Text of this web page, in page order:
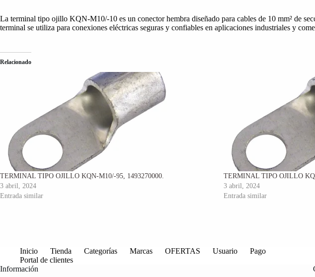
La terminal tipo ojillo KQN-M10/-10 es un conector hembra diseñado para cables de 10 mm² de
terminal se utiliza para conexiones eléctricas seguras y confiables en aplicaciones industriales y
Relacionado
TERMINAL TIPO OJILLO KQN-M10/-95, 1493270000.
3 abril, 2024
Entrada similar
TERMINAL TIPO OJILLO
3 abril, 2024
Entrada similar
Inicio Tienda Categorías Marcas OFERTAS Usuario
Pago
Portal de clientes
Información